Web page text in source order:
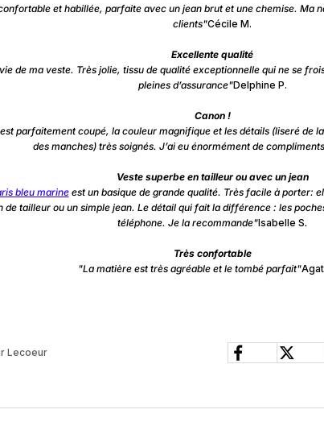
et habillée, parfaite avec un jean brut et une chemise. Ma
clients"Cécile M.
Excellente qualité
de ma veste. Très jolie, tissu de qualité exceptionnelle qui ne se
pleines d’assurance"Delphine P.
Canon !
parfaitement coupé, la couleur magnifique et les détails (liseré de
des manches) très soignés. J’ai eu énormément de
Veste superbe en tailleur ou avec un jean
bleu marineest un basique de grande qualité. Très facile à porter:
de tailleur ou un simple jean. Le détail qui fait la différence : les
téléphone. Je la recommande"Isabelle S.
Très confortable
"La matière est très agréable et le tombé parfait"
Lecoeur